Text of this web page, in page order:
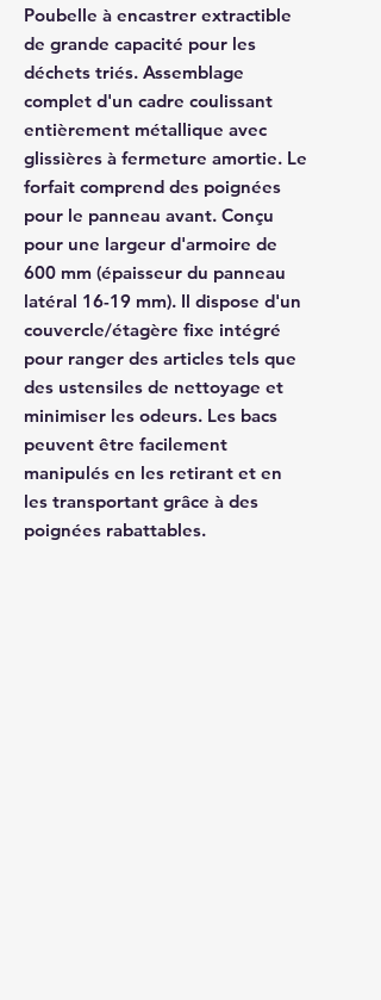
Poubelle à encastrer extractible
de grande capacité pour les
déchets triés. Assemblage
complet d'un cadre coulissant
entièrement métallique avec
glissières à fermeture amortie. Le
forfait comprend des poignées
pour le panneau avant. Conçu
pour une largeur d'armoire de
600 mm (épaisseur du panneau
latéral 16-19 mm). Il dispose d'un
couvercle/étagère fixe intégré
pour ranger des articles tels que
des ustensiles de nettoyage et
minimiser les odeurs. Les bacs
peuvent être facilement
manipulés en les retirant et en
les transportant grâce à des
poignées rabattables.